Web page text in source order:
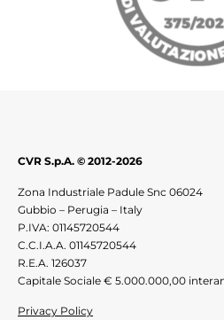
CVR S.p.A. © 2012-2026
Zona Industriale Padule Snc 06024
Gubbio – Perugia – Italy
P.IVA: 01145720544
C.C.I.A.A. 01145720544
R.E.A. 126037
Capitale Sociale € 5.000.000,00
Privacy Policy